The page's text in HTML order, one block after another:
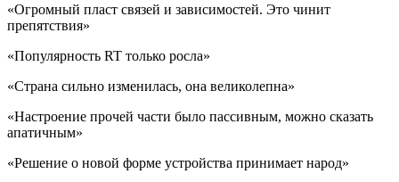
«Огромный пласт связей и зависимостей. Это чинит
препятствия»
«Популярность RT только росла»
«Страна сильно изменилась, она великолепна»
«Настроение прочей части было пассивным, можно сказать
апатичным»
«Решение о новой форме устройства принимает народ»